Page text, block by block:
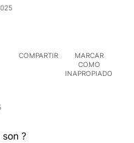
COMPARTIR
MARCAR
COMO
INAPROPIADO
?